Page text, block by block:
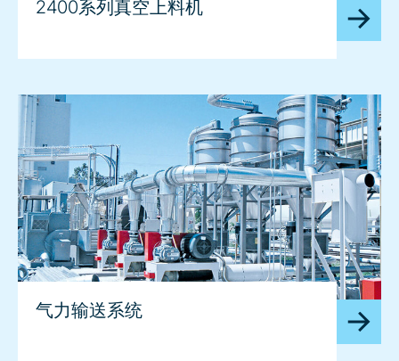
2400系列真空上料机
气力输送系统